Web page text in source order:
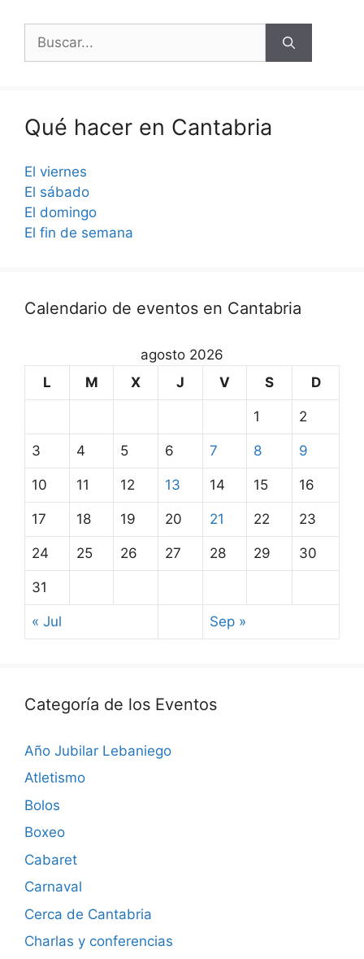
Buscar:
Qué hacer en Cantabria
El viernes
El sábado
El domingo
El fin de semana
Calendario de eventos en Cantabria
agosto 2026
L
M X J V S D
1 2
3 4 5 6 7 8 9
10 11 12 13 14 15 16
17 18 19 20 21 22 23
24 25 26 27 28 29 30
31
« Jul Sep »
Categoría de los Eventos
Año Jubilar Lebaniego
Atletismo
Bolos
Boxeo
Cabaret
Carnaval
Cerca de Cantabria
Charlas y conferencias